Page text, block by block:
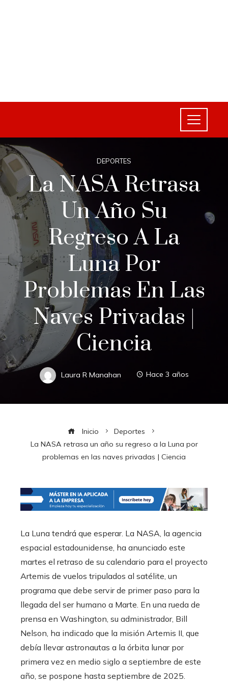
DEPORTES
La NASA Retrasa
Un Año Su
Regreso A La
Luna Por
Problemas En Las
Naves Privadas |
Ciencia
Laura R Manahan Hace 3 años
Inicio
Deportes
La NASA retrasa un año su regreso a la Luna por
problemas en las naves privadas | Ciencia
La Luna tendrá que esperar. La NASA, la agencia
espacial estadounidense, ha anunciado este
martes el retraso de su calendario para el proyecto
Artemis de vuelos tripulados al satélite, un
programa que debe servir de primer paso para la
llegada del ser humano a Marte. En una rueda de
prensa en Washington, su administrador, Bill
Nelson, ha indicado que la misión Artemis II, que
debía llevar astronautas a la órbita lunar por
primera vez en medio siglo a septiembre de este
año, se pospone hasta septiembre de 2025.